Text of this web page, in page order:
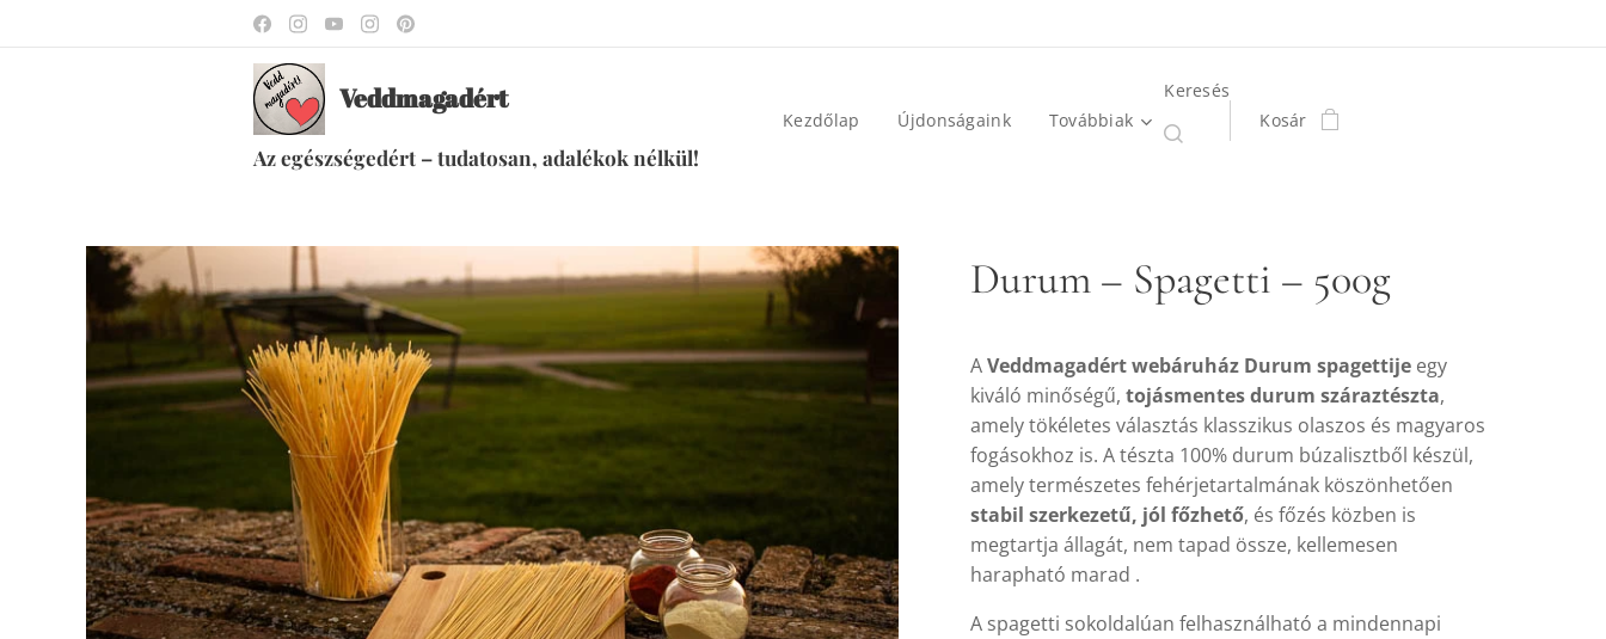
Veddmagadért
Az egészségedért – tudatosan, adalékok nélkül!
Kezdőlap Újdonságaink Továbbiak
Keresés
Kosár
Durum – Spagetti – 500g
AVeddmagadért webáruház Durum spagettije egy
kiváló minőségű, tojásmentes durum száraztészta,
amely tökéletes választás klasszikus olaszos és magyaros
fogásokhoz is. A tészta 100% durum búzalisztből készül,
amely természetes fehérjetartalmának köszönhetően
stabil szerkezetű, jól főzhető, és főzés közben is
megtartja állagát, nem tapad össze, kellemesen
harapható marad .
A spagetti sokoldalúan felhasználható a mindennapi